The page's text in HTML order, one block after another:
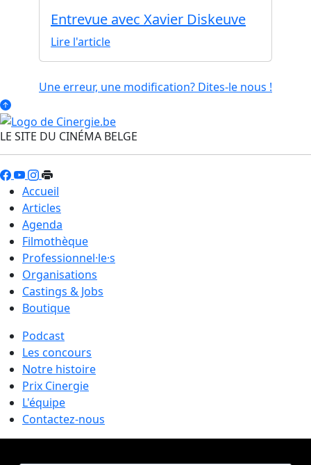
Entrevue avec Xavier Diskeuve
Lire l'article
Une erreur, une modification? Dites-le nous !
LE SITE DU CINÉMA BELGE
Accueil
Articles
Agenda
Filmothèque
Professionnel·le·s
Organisations
Castings & Jobs
Boutique
Podcast
Les concours
Notre histoire
Prix Cinergie
L'équipe
Contactez-nous